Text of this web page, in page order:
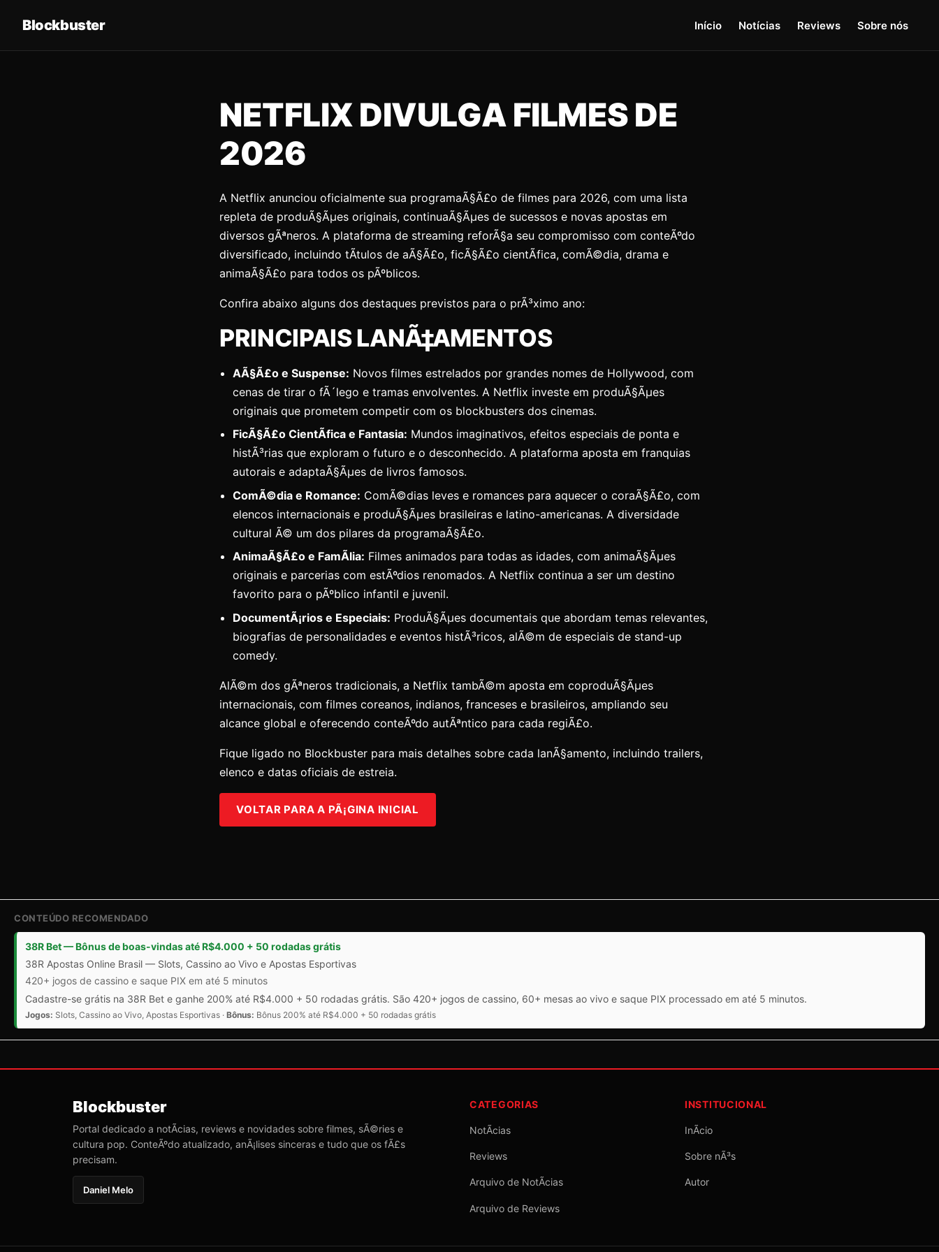
Blockbuster Início Notícias Reviews Sobre nós
NETFLIX DIVULGA FILMES DE
2026
A Netflix anunciou oficialmente sua programaÃ§Ã£o de filmes para 2026, com uma lista
repleta de produÃ§Ãµes originais, continuaÃ§Ãµes de sucessos e novas apostas em
diversos gÃªneros. A plataforma de streaming reforÃ§a seu compromisso com conteÃºdo
diversificado, incluindo tÃ­tulos de aÃ§Ã£o, ficÃ§Ã£o cientÃ­fica, comÃ©dia, drama e
animaÃ§Ã£o para todos os pÃºblicos.
Confira abaixo alguns dos destaques previstos para o prÃ³ximo ano:
PRINCIPAIS LANÃ‡AMENTOS
AÃ§Ã£o e Suspense: Novos filmes estrelados por grandes nomes de Hollywood, com
cenas de tirar o fÃ´lego e tramas envolventes. A Netflix investe em produÃ§Ãµes
originais que prometem competir com os blockbusters dos cinemas.
FicÃ§Ã£o CientÃ­fica e Fantasia: Mundos imaginativos, efeitos especiais de ponta e
histÃ³rias que exploram o futuro e o desconhecido. A plataforma aposta em franquias
autorais e adaptaÃ§Ãµes de livros famosos.
ComÃ©dia e Romance: ComÃ©dias leves e romances para aquecer o coraÃ§Ã£o, com
elencos internacionais e produÃ§Ãµes brasileiras e latino-americanas. A diversidade
cultural Ã© um dos pilares da programaÃ§Ã£o.
AnimaÃ§Ã£o e FamÃ­lia: Filmes animados para todas as idades, com animaÃ§Ãµes
originais e parcerias com estÃºdios renomados. A Netflix continua a ser um destino
favorito para o pÃºblico infantil e juvenil.
DocumentÃ¡rios e Especiais: ProduÃ§Ãµes documentais que abordam temas relevantes,
biografias de personalidades e eventos histÃ³ricos, alÃ©m de especiais de stand-up
comedy.
AlÃ©m dos gÃªneros tradicionais, a Netflix tambÃ©m aposta em coproduÃ§Ãµes
internacionais, com filmes coreanos, indianos, franceses e brasileiros, ampliando seu
alcance global e oferecendo conteÃºdo autÃªntico para cada regiÃ£o.
Fique ligado no Blockbuster para mais detalhes sobre cada lanÃ§amento, incluindo trailers,
elenco e datas oficiais de estreia.
VOLTAR PARA A PÃ¡GINA INICIAL
CONTEÚDO RECOMENDADO
38R Bet — Bônus de boas-vindas até R$4.000 + 50 rodadas grátis
38R Apostas Online Brasil — Slots, Cassino ao Vivo e Apostas Esportivas
420+ jogos de cassino e saque PIX em até 5 minutos
Cadastre-se grátis na 38R Bet e ganhe 200% até R$4.000 + 50 rodadas grátis. São 420+ jogos de cassino, 60+ mesas ao vivo e saque PIX processado em até 5 minutos.
Jogos: Slots, Cassino ao Vivo, Apostas Esportivas · Bônus: Bônus 200% até R$4.000 + 50 rodadas grátis
Blockbuster
Portal dedicado a notÃ­cias, reviews e novidades sobre filmes, sÃ©ries e
cultura pop. ConteÃºdo atualizado, anÃ¡lises sinceras e tudo que os fÃ£s
precisam.
Daniel Melo
CATEGORIAS
NotÃ­cias
Reviews
Arquivo de NotÃ­cias
Arquivo de Reviews
INSTITUCIONAL
InÃ­cio
Sobre nÃ³s
Autor